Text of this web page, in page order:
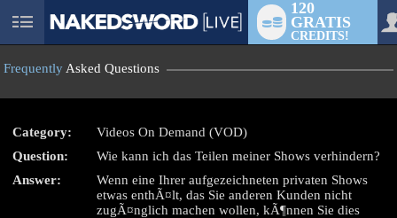
User
120
GRATIS
CREDITS!
Frequently Asked Questions
Category:
Videos On Demand (VOD)
Question:
Wie kann ich das Teilen meiner Shows verhindern?
Answer:
Wenn eine Ihrer aufgezeichneten privaten Shows
etwas enthÃ¤lt, das Sie anderen Kunden nicht
zugÃ¤nglich machen wollen, kÃ¶nnen Sie dies
LIMITED TIME OFFER!